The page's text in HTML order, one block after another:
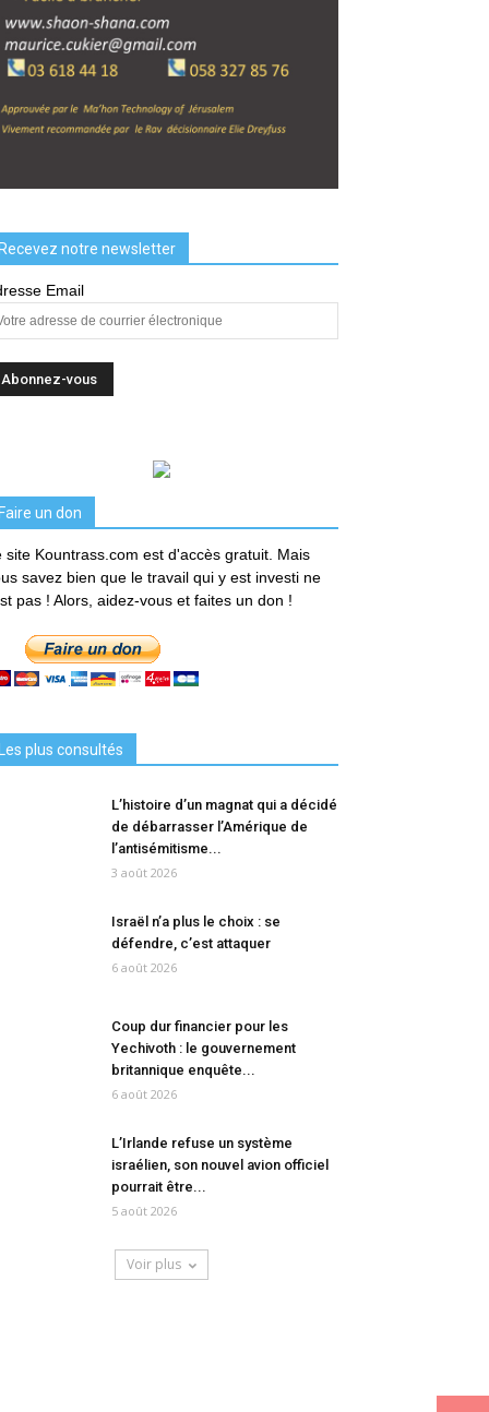
Recevez notre newsletter
Email
Faire un don
site Kountrass.com est d'accès gratuit. Mais
savez bien que le travail qui y est investi ne
pas ! Alors, aidez-vous et faites un don !
Les plus consultés
L’histoire d’un magnat qui a décidé
de débarrasser l’Amérique de
l’antisémitisme...
3 août 2026
Israël n’a plus le choix : se
défendre, c’est attaquer
6 août 2026
Coup dur financier pour les
Yechivoth : le gouvernement
britannique enquête...
6 août 2026
L’Irlande refuse un système
israélien, son nouvel avion officiel
pourrait être...
5 août 2026
Voir plus